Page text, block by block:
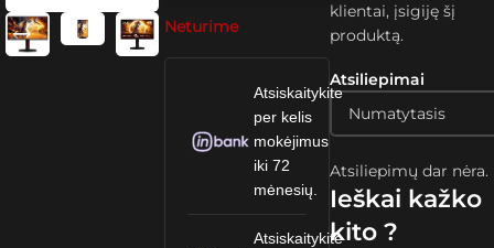
Neturime
Atsiskaitykite
per kelis
mokėjimus
iki 72
mėnesių.
Atsiskaitykite
Atsiliepimai
Atsiliepimų dar nėra.
klientai, įsigiję šį
produktą.
Ieškai kažko
kito ?